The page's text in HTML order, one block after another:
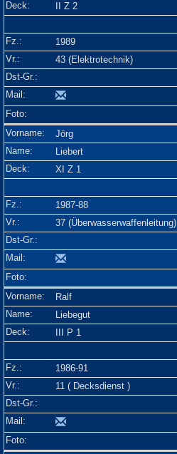
II Z 2
1989
43 (Elektrotechnik)
Jörg
Liebert
XI Z 1
1987-88
37 (Überwasserwaffenleitung)
Ralf
Liebegut
III P 1
1986-91
11 ( Decksdienst )